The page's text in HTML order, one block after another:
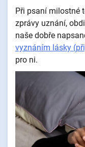
Při psaní milostné
zprávy uznání,
naše dobře
vyznáním lásky
pro ni.